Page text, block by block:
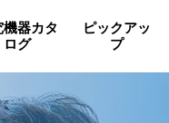
機器カタ
ログ
ピックアッ
プ